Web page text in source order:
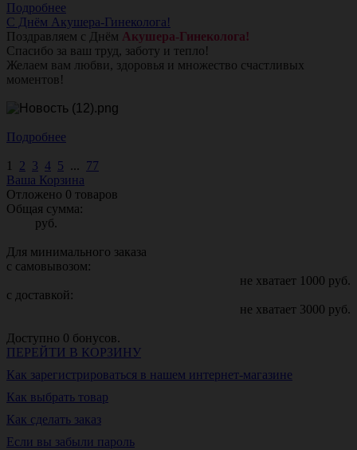
Подробнее
С Днём Акушера-Гинеколога!
Поздравляем с Днём Акушера-Гинеколога!
Спасибо за ваш труд, заботу и тепло!
Желаем вам любви, здоровья и множество счастливых
моментов!
Подробнее
1 2 3 4 5 ... 77
Ваша Корзина
Отложено 0 товаров
Общая сумма:
руб.
Для минимального заказа
с самовывозом:
не хватает 1000 руб.
с доставкой:
не хватает 3000 руб.
Доступно 0 бонусов.
ПЕРЕЙТИ В КОРЗИНУ
Как зарегистрироваться в нашем интернет-магазине
Как выбрать товар
Как сделать заказ
Если вы забыли пароль